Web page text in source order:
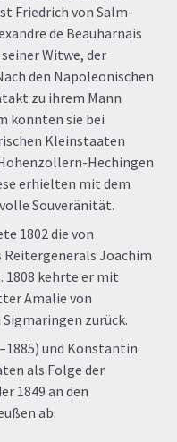
Friedrich von Salm-
de Beauharnais
Witwe, der
den Napoleonischen
zu ihrem Mann
konnten sie bei
Kleinstaaten
Hechingen
erhielten mit dem
Souveränität.
1802 die von
Joachim
1808 kehrte er mit
Amalie von
zurück.
und Konstantin
als Folge der
1849 an den
ab.